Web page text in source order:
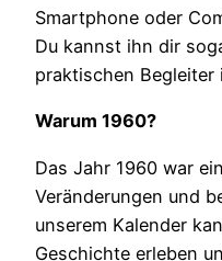
Smartphone oder
Du kannst ihn dir
praktischen Begleiter
Warum 1960?
Das Jahr 1960 war
Veränderungen und
unserem Kalender
Geschichte erleben